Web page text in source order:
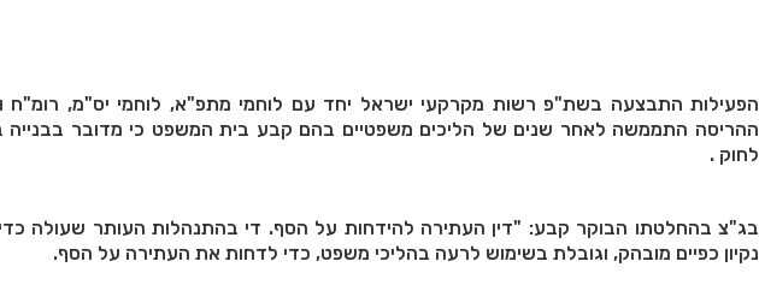
הפעילות התבצעה בשת"פ רשות מקרקעי ישראל יחד עם לוחמי מתפ"א, לוחמי יס"מ, רומ"ח
ההריסה התממשה לאחר שנים של הליכים משפטיים בהם קבע בית המשפט כי מדובר בבנייה
לחוק .
בג"צ בהחלטתו הבוקר קבע: "דין העתירה להידחות על הסף. די בהתנהלות העותר שעולה
נקיון כפיים מובהק, וגובלת בשימוש לרעה בהליכי משפט, כדי לדחות את העתירה על הסף.